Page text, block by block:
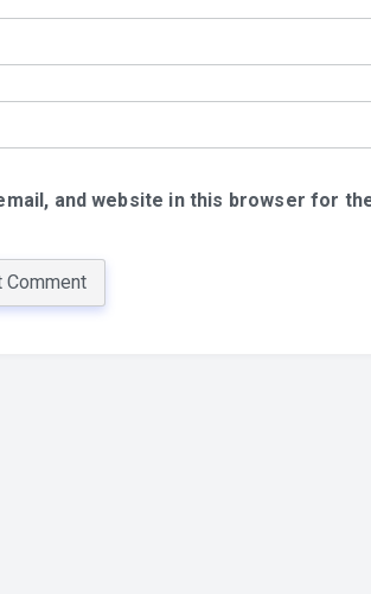
and website in this browser for